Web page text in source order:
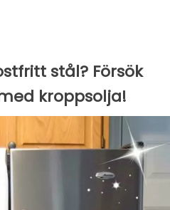
stål? Försök
kroppsolja!